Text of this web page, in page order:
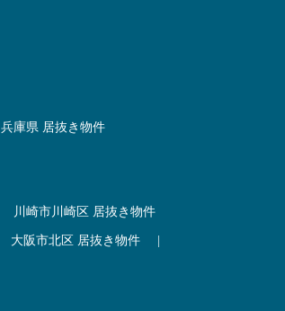
兵庫県 居抜き物件
川崎市川崎区 居抜き物件
大阪市北区 居抜き物件